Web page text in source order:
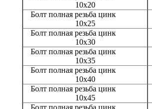
10х20
Болт полная резьба цинк
10x25
Болт полная резьба цинк
10x30
Болт полная резьба цинк
10x35
Болт полная резьба цинк
10x40
Болт полная резьба цинк
10x45
Болт полная резьба цинк